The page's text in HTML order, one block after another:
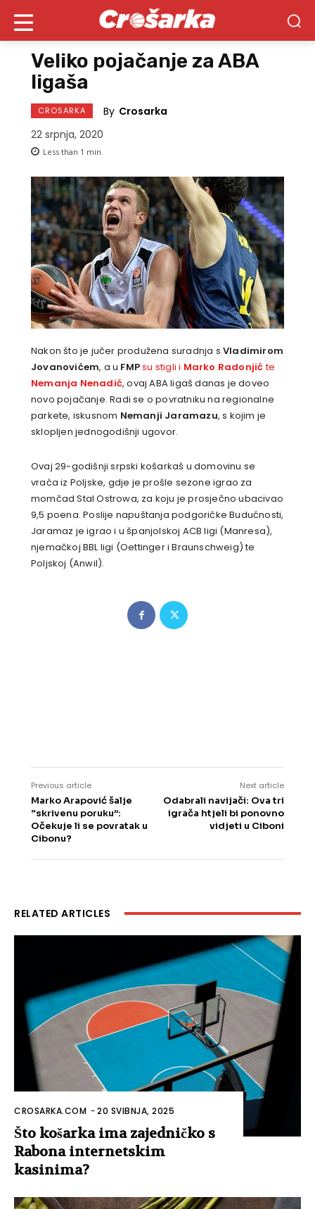
Veliko pojačanje za ABA
ligaša
CROSARKA By Crosarka
22 srpnja, 2020
Less than 1 min.
Nakon što je jučer produžena suradnja s Vladimirom
Jovanovićem, a u FMPsu stigli i Marko Radonjićte
Nemanja Nenadić, ovaj ABA ligaš danas je doveo
novo pojačanje. Radi se o povratniku na regionalne
parkete, iskusnom Nemanji Jaramazu, s kojim je
sklopljen jednogodišnji ugovor.
Ovaj 29-godišnji srpski košarkaš u domovinu se
vraća iz Poljske, gdje je prošle sezone igrao za
momčad Stal Ostrowa, za koju je prosječno ubacivao
9,5 poena. Poslije napuštanja podgoričke Budućnosti,
Jaramaz je igrao i u španjolskoj ACB ligi (Manresa),
njemačkoj BBL ligi (Oettinger i Braunschweig) te
Poljskoj (Anwil).
Previous article
Marko Arapović šalje
“skrivenu poruku”:
Očekuje li se povratak u
Cibonu?
Next article
Odabrali navijači: Ova tri
igrača htjeli bi ponovno
vidjeti u Ciboni
RELATED ARTICLES
CROSARKA.COM -20 SVIBNJA, 2025
Što košarka ima zajedničko s
Rabona internetskim
kasinima?